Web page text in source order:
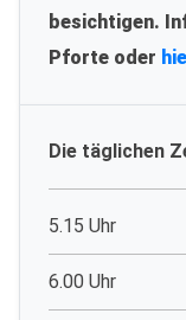
besichtigen.
Pforte oder
Die täglichen
5.15 Uhr
6.00 Uhr